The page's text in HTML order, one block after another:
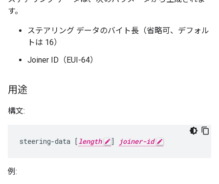
す。
ステアリング データのバイト長（省略可、デフォル
トは 16）
Joiner ID（EUI-64）
用途
構文:
steering-data [length ] joiner-id
例: